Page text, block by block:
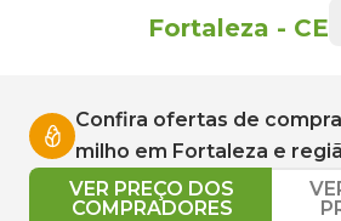
Fortaleza - CE
Confira ofertas de
milho em Fortaleza e
VER PREÇO DOS
COMPRADORES